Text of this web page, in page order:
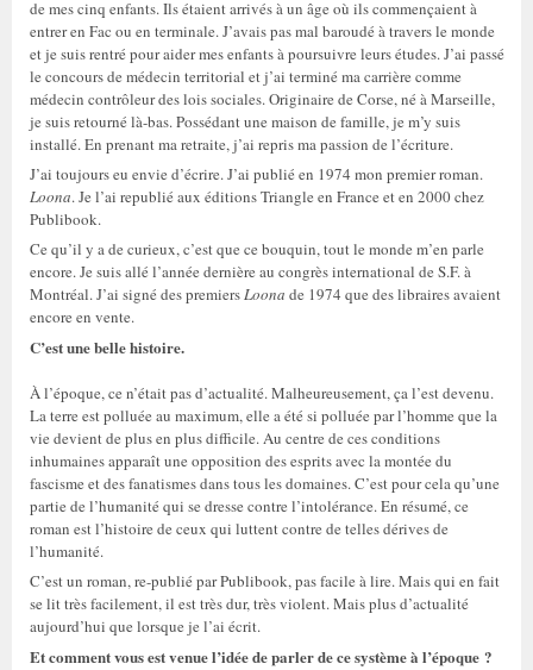
de mes cinq enfants. Ils étaient arrivés à un âge où ils commençaient à
entrer en Fac ou en terminale. J’avais pas mal baroudé à travers le monde
et je suis rentré pour aider mes enfants à poursuivre leurs études. J’ai passé
le concours de médecin territorial et j’ai terminé ma carrière comme
médecin contrôleur des lois sociales. Originaire de Corse, né à Marseille,
je suis retourné là-bas. Possédant une maison de famille, je m’y suis
installé. En prenant ma retraite, j’ai repris ma passion de l’écriture.
J’ai toujours eu envie d’écrire. J’ai publié en 1974 mon premier roman.
Loona. Je l’ai republié aux éditions Triangle en France et en 2000 chez
Publibook.
Ce qu’il y a de curieux, c’est que ce bouquin, tout le monde m’en parle
encore. Je suis allé l’année dernière au congrès international de S.F. à
Montréal. J’ai signé des premiersLoona de 1974 que des libraires avaient
encore en vente.
C’est une belle histoire.
À l’époque, ce n’était pas d’actualité. Malheureusement, ça l’est devenu.
La terre est polluée au maximum, elle a été si polluée par l’homme que la
vie devient de plus en plus difficile. Au centre de ces conditions
inhumaines apparaît une opposition des esprits avec la montée du
fascisme et des fanatismes dans tous les domaines. C’est pour cela qu’une
partie de l’humanité qui se dresse contre l’intolérance. En résumé, ce
roman est l’histoire de ceux qui luttent contre de telles dérives de
l’humanité.
C’est un roman, re-publié par Publibook, pas facile à lire. Mais qui en fait
se lit très facilement, il est très dur, très violent. Mais plus d’actualité
aujourd’hui que lorsque je l’ai écrit.
Et comment vous est venue l’idée de parler de ce système à l’époque ?